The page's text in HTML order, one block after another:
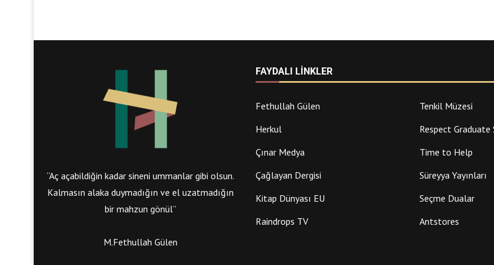
“Aç açabildiğin kadar sineni ummanlar gibi olsun.
Kalmasın alaka duymadığın ve el uzatmadığın
bir mahzun gönül”
M.Fethullah Gülen
FAYDALI LINKLER
Fethullah Gülen Tenkil Müzesi
Herkul
Respect Graduate
Çınar Medya
Time to Help
Çağlayan Dergisi
Süreyya Yayınları
Kitap Dünyası EU
Seçme Dualar
Raindrops TV
Antstores